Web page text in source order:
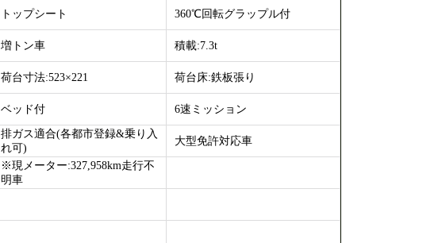
トップシート 360℃回転グラップル付
増トン車 積載:7.3t
荷台寸法:523×221 荷台床:鉄板張り
ベッド付 6速ミッション
排ガス適合(各都市登録&乗り入
れ可)
大型免許対応車
※現メーター:327,958km走行不
明車